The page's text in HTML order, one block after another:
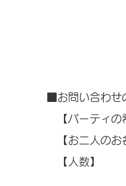
■お問い合わせ
【パーティの
【お二人のお
【人数】